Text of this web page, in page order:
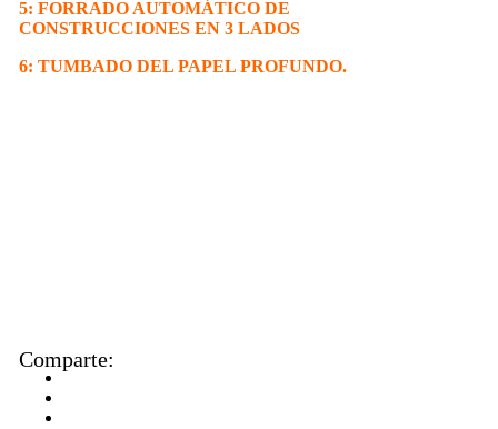
5: FORRADO AUTOMÁTICO DE
CONSTRUCCIONES EN 3 LADOS
6: TUMBADO DEL PAPEL PROFUNDO.
Comparte: